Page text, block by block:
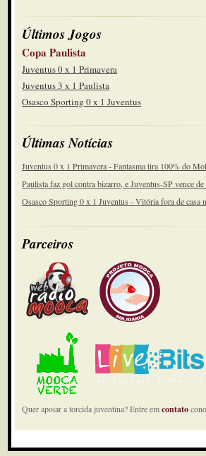
Últimos Jogos
Copa Paulista
Juventus 0 x 1 Primavera
Juventus 3 x 1 Paulista
Osasco Sporting 0 x 1 Juventus
Últimas Notícias
Juventus 0 x 1 Primavera - Fantasma tira 100% do
Paulista faz gol contra bizarro, e Juventus-SP vence
Osasco Sporting 0 x 1 Juventus - Vitória fora de casa
Parceiros
Quer apoiar a torcida juventina? Entre emcontato